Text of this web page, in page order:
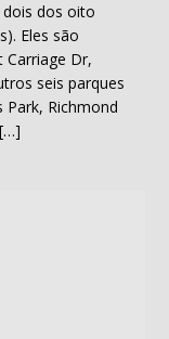
dois dos oito
Eles são
Carriage Dr,
seis parques
Park, Richmond